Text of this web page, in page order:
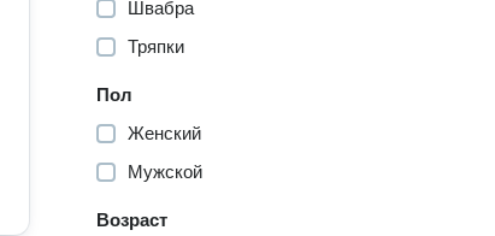
Швабра
Тряпки
Пол
Женский
Мужской
Возраст